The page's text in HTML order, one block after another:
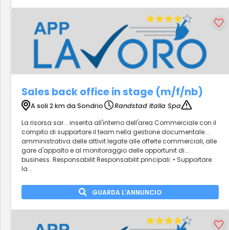
Sales back office in stage (m/f/nb)
A soli 2 km da Sondrio
Randstad Italia Spa
La risorsa sar... inserita all'interno dell'area Commerciale con il
compito di supportare il team nella gestione documentale...
amministrativa delle attivit legate alle offerte commerciali, alle
gare d'appalto e al monitoraggio delle opportunit di...
business. Responsabilit Responsabilit principali: • Supportare
la...
GUARDA L'ANNUNCIO